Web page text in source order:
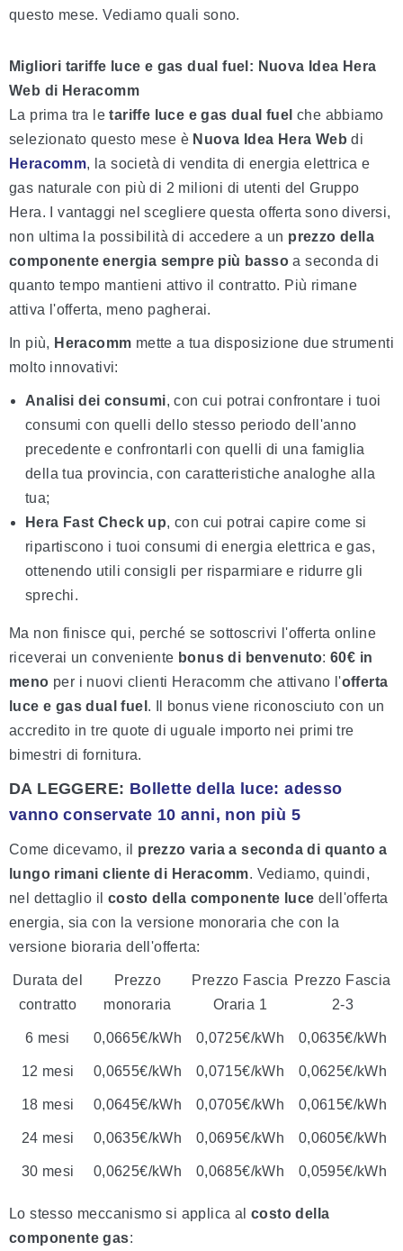
questo mese. Vediamo quali sono.
Migliori tariffe luce e gas dual fuel: Nuova Idea Hera
Web di Heracomm
La prima tra letariffe luce e gas dual fuel che abbiamo
selezionato questo mese è Nuova Idea Hera Web di
Heracomm, la società di vendita di energia elettrica e
gas naturale con più di 2 milioni di utenti del Gruppo
Hera. I vantaggi nel scegliere questa offerta sono diversi,
non ultima la possibilità di accedere a un prezzo della
componente energia sempre più bassoa seconda di
quanto tempo mantieni attivo il contratto. Più rimane
attiva l'offerta, meno pagherai.
In più, Heracomm mette a tua disposizione due strumenti
molto innovativi:
Analisi dei consumi, con cui potrai confrontare i tuoi
consumi con quelli dello stesso periodo dell'anno
precedente e confrontarli con quelli di una famiglia
della tua provincia, con caratteristiche analoghe alla
tua;
Hera Fast Check up, con cui potrai capire come si
ripartiscono i tuoi consumi di energia elettrica e gas,
ottenendo utili consigli per risparmiare e ridurre gli
sprechi.
Ma non finisce qui, perché se sottoscrivi l'offerta online
riceverai un conveniente bonus di benvenuto:60€ in
meno per i nuovi clienti Heracomm che attivano l'offerta
luce e gas dual fuel . Il bonus viene riconosciuto con un
accredito in tre quote di uguale importo nei primi tre
bimestri di fornitura.
DA LEGGERE: Bollette della luce: adesso
vanno conservate 10 anni, non più 5
Come dicevamo, il prezzo varia a seconda di quanto a
lungo rimani cliente di Heracomm. Vediamo, quindi,
nel dettaglio il costo della componente lucedell'offerta
energia, sia con la versione monoraria che con la
versione bioraria dell'offerta:
Durata del
contratto
Prezzo
monoraria
Prezzo Fascia
Oraria 1
Prezzo Fascia
2-3
6 mesi 0,0665€/kWh 0,0725€/kWh 0,0635€/kWh
12 mesi 0,0655€/kWh 0,0715€/kWh 0,0625€/kWh
18 mesi 0,0645€/kWh 0,0705€/kWh 0,0615€/kWh
24 mesi 0,0635€/kWh 0,0695€/kWh 0,0605€/kWh
30 mesi 0,0625€/kWh 0,0685€/kWh 0,0595€/kWh
Lo stesso meccanismo si applica al costo della
componente gas: